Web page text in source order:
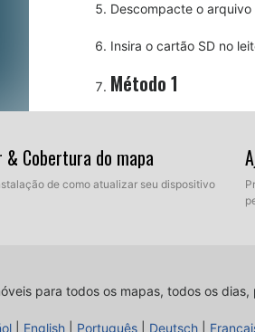
Descompacte o
Insira o cartão SD no
Método 1
Selecione a opção para
Selecione o meio de
& Cobertura do mapa
de como atualizar seu dispositivo
para todos os mapas, todos os dias,
English Português Deutsch